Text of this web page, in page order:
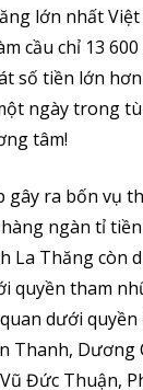
lớn nhất
cầu chỉ 13
số tiền lớn
ngày trong
tâm!
gây ra bốn vụ
ngàn tỉ
La Thăng còn
quyền tham
dưới
Thanh, Dương
Đức Thuận,